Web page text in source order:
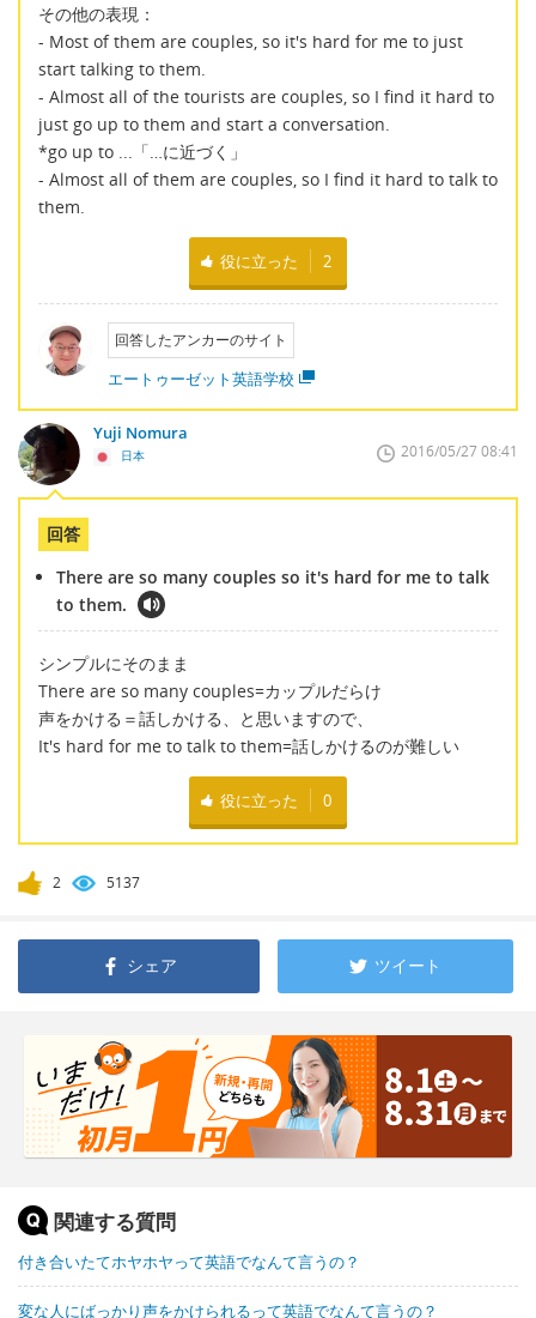
その他の表現：
- Most of them are couples, so it's hard for me to just
start talking to them.
- Almost all of the tourists are couples, so I find it hard to
just go up to them and start a conversation.
*go up to ...「…に近づく」
- Almost all of them are couples, so I find it hard to talk to
them.
役に立った 2
回答したアンカーのサイト
エートゥーゼット英語学校
Yuji Nomura
日本 2016/05/27 08:41
回答
There are so many couples so it's hard for me to talk
to them.
シンプルにそのまま
There are so many couples=カップルだらけ
声をかける＝話しかける、と思いますので、
It's hard for me to talk to them=話しかけるのが難しい
役に立った 0
2 5137
シェア ツイート
関連する質問
付き合いたてホヤホヤって英語でなんて言うの？
変な人にばっかり声をかけられるって英語でなんて言うの？